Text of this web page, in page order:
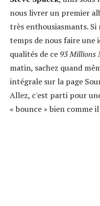
nous livrer un premier
très enthousiasmants. Si
temps de nous faire une
qualités de ce 93 Millions
matin, sachez quand
intégrale sur la page
Allez, c'est parti pour
« bounce » bien comme